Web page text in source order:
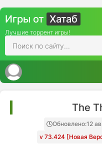
Игры от Хатаб
Лучшие торрент игры!
The
Обновлено:12
v 73.424 [Новая